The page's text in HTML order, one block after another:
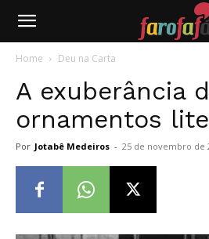
Farofafá
Home Deu na Carta
A exuberância
ornamentos
Por Jotabê Medeiros - 25 de novembro de